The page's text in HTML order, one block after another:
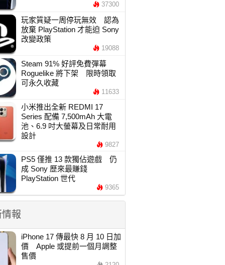
37300
玩家質疑一周停玩無效 認為
放棄 PlayStation 才能迫 Sony
改變政策
19088
Steam 91% 好評免費彈幕
Roguelike 將下架 限時領取
可永久收藏
11633
小米推出全新 REDMI 17
Series 配備 7,500mAh 大電
池、6.9 吋大螢幕及日常耐用
設計
9827
PS5 僅推 13 款獨佔遊戲 仍
成 Sony 歷來最賺錢
PlayStation 世代
9365
報
iPhone 17 傳最快 8 月 10 日加
價 Apple 或提前一個月調整
售價